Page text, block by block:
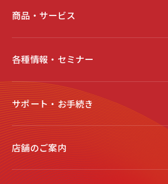
商品・サービス
各種情報・セミナー
サポート・お手続き
店舗のご案内